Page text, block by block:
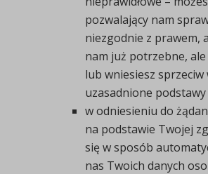
pozwalający nam
niezgodnie z prawem,
nam już potrzebne,
lub wniesiesz
uzasadnione
w odniesieniu do
na podstawie Twojej
się w sposób
nas Twoich danych